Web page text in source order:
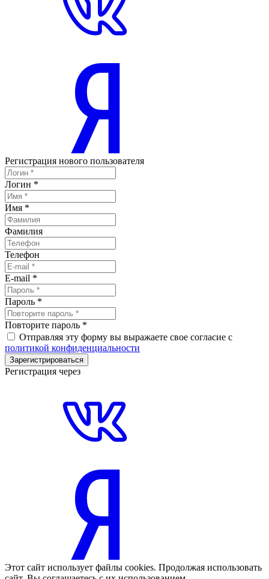
Регистрация нового пользователя
Логин *
Имя *
Фамилия
Телефон
E-mail *
Пароль *
Повторите пароль *
Отправляя эту форму вы выражаете свое согласие с
политикой конфиденциальности
Зарегистрироваться
Регистрация через
Этот сайт использует файлы cookies. Продолжая использовать